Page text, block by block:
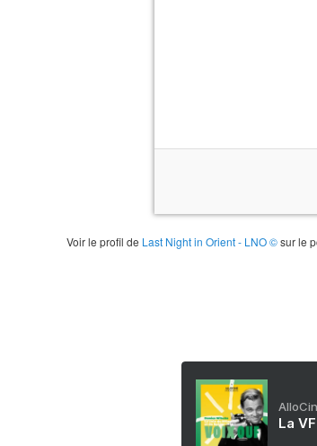
Voir le profil de Last Night in Orient - LNO ©sur le
La